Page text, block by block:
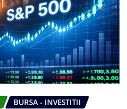
BURSA - INVESTITII